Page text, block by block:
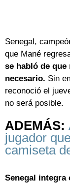
Senegal,
que Mané
se habló de
necesario. Sin
reconoció el
no será posible.
ADEMÁS:
jugador
camiseta
Senegal integra